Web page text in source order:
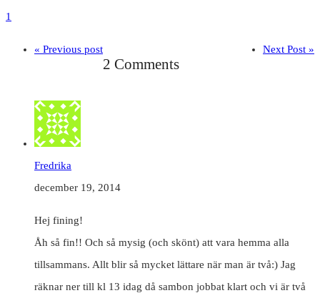
1
« Previous post Next Post »
2 Comments
Fredrika
december 19, 2014
Hej fining!
Åh så fin!! Och så mysig (och skönt) att vara hemma alla
tillsammans. Allt blir så mycket lättare när man är två:) Jag
räknar ner till kl 13 idag då sambon jobbat klart och vi är två